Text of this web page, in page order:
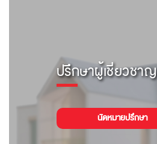
ปรึกษาผู้เชี่ยวชาญ
นัดหมายปรึกษา